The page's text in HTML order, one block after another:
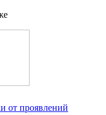
от проявлений